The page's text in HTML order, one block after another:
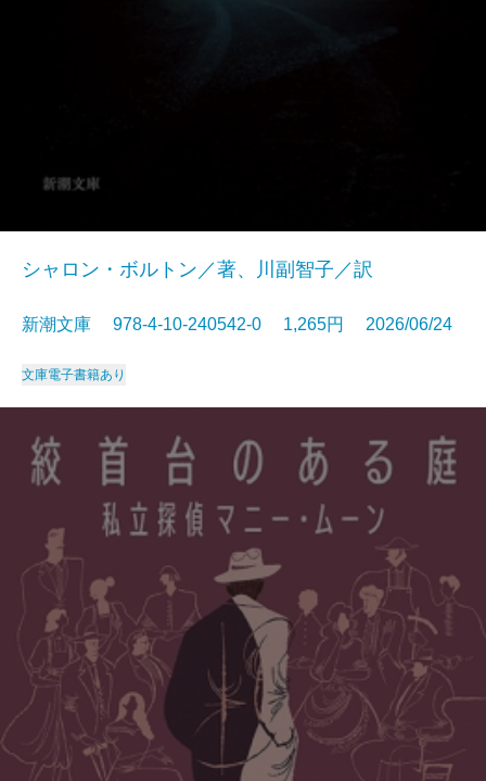
シャロン・ボルトン／著、川副智子／訳
新潮文庫 978-4-10-240542-0 1,265円 2026/06/24
文庫電子書籍あり